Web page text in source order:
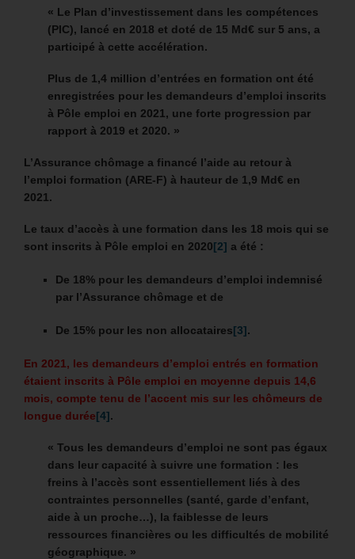
« Le Plan d’investissement dans les compétences
(PIC), lancé en 2018 et doté de 15 Md€ sur 5 ans, a
participé à cette accélération.
Plus de 1,4 million d’entrées en formation ont été
enregistrées pour les demandeurs d’emploi inscrits
à Pôle emploi en 2021, une forte progression par
rapport à 2019 et 2020. »
L’Assurance chômage a financé l’aide au retour à
l’emploi formation (ARE-F) à hauteur de 1,9 Md€ en
2021.
Le taux d’accès à une formation dans les 18 mois qui se
sont inscrits à Pôle emploi en 2020[2] a été :
De 18% pour les demandeurs d’emploi indemnisé
par l’Assurance chômage et de
De 15% pour les non allocataires[3].
En 2021, les demandeurs d’emploi entrés en formation
étaient inscrits à Pôle emploi en moyenne depuis 14,6
mois, compte tenu de l’accent mis sur les chômeurs de
longue durée[4].
« Tous les demandeurs d’emploi ne sont pas égaux
dans leur capacité à suivre une formation : les
freins à l’accès sont essentiellement liés à des
contraintes personnelles (santé, garde d’enfant,
aide à un proche…), la faiblesse de leurs
ressources financières ou les difficultés de mobilité
géographique. »